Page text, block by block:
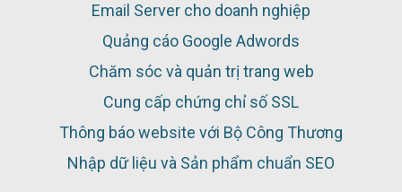
Email Server cho doanh nghiệp
Quảng cáo Google Adwords
Chăm sóc và quản trị trang web
Cung cấp chứng chỉ số SSL
Thông báo website với Bộ Công Thương
Nhập dữ liệu và Sản phẩm chuẩn SEO